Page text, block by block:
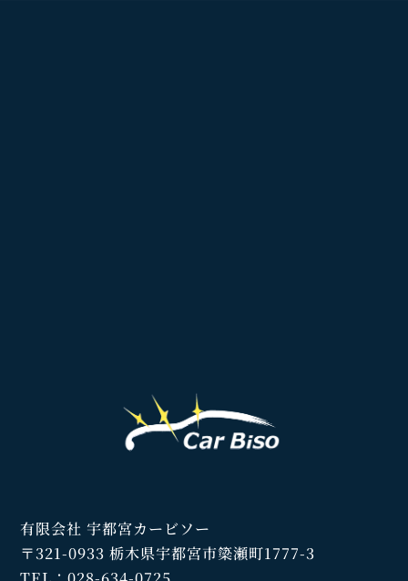
有限会社 宇都宮カービソー
〒321-0933 栃木県宇都宮市簗瀬町1777-3